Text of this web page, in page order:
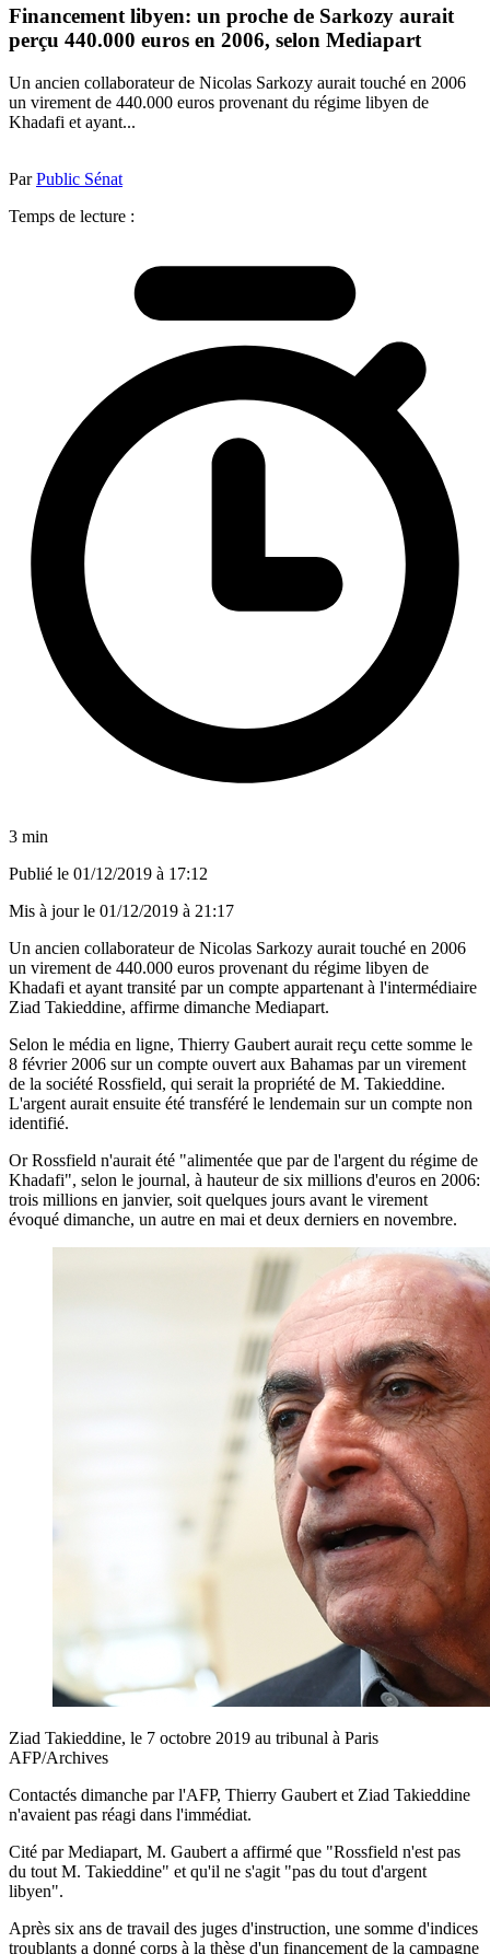
Financement libyen: un proche de Sarkozy aurait
perçu 440.000 euros en 2006, selon Mediapart
Un ancien collaborateur de Nicolas Sarkozy aurait touché en 2006
un virement de 440.000 euros provenant du régime libyen de
Khadafi et ayant...
ParPublic Sénat
Temps de lecture :
3 min
Publié le 01/12/2019 à 17:12
Mis à jour le 01/12/2019 à 21:17
Un ancien collaborateur de Nicolas Sarkozy aurait touché en 2006
un virement de 440.000 euros provenant du régime libyen de
Khadafi et ayant transité par un compte appartenant à l'intermédiaire
Ziad Takieddine, affirme dimanche Mediapart.
Selon le média en ligne, Thierry Gaubert aurait reçu cette somme le
8 février 2006 sur un compte ouvert aux Bahamas par un virement
de la société Rossfield, qui serait la propriété de M. Takieddine.
L'argent aurait ensuite été transféré le lendemain sur un compte non
identifié.
Or Rossfield n'aurait été "alimentée que par de l'argent du régime de
Khadafi", selon le journal, à hauteur de six millions d'euros en 2006:
trois millions en janvier, soit quelques jours avant le virement
évoqué dimanche, un autre en mai et deux derniers en novembre.
Ziad Takieddine, le 7 octobre 2019 au tribunal à Paris
AFP/Archives
Contactés dimanche par l'AFP, Thierry Gaubert et Ziad Takieddine
n'avaient pas réagi dans l'immédiat.
Cité par Mediapart, M. Gaubert a affirmé que "Rossfield n'est pas
du tout M. Takieddine" et qu'il ne s'agit "pas du tout d'argent
libyen".
Après six ans de travail des juges d'instruction, une somme d'indices
troublants a donné corps à la thèse d'un financement de la campagne